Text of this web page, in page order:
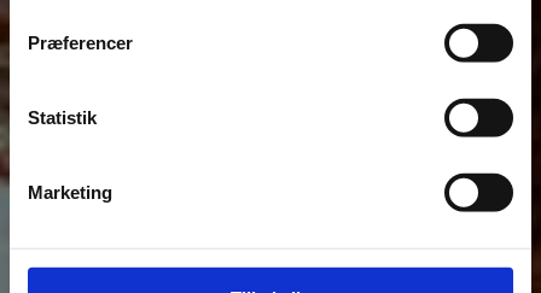
Præferencer
Statistik
Marketing